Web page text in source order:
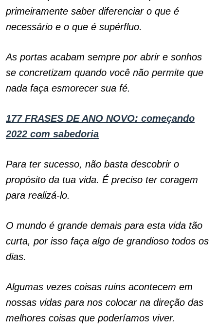
primeiramente saber diferenciar o que é
necessário e o que é supérfluo.
As portas acabam sempre por abrir e sonhos
se concretizam quando você não permite que
nada faça esmorecer sua fé.
177 FRASES DE ANO NOVO: começando
2022 com sabedoria
Para ter sucesso, não basta descobrir o
propósito da tua vida. É preciso ter coragem
para realizá-lo.
O mundo é grande demais para esta vida tão
curta, por isso faça algo de grandioso todos os
dias.
Algumas vezes coisas ruins acontecem em
nossas vidas para nos colocar na direção das
melhores coisas que poderíamos viver.